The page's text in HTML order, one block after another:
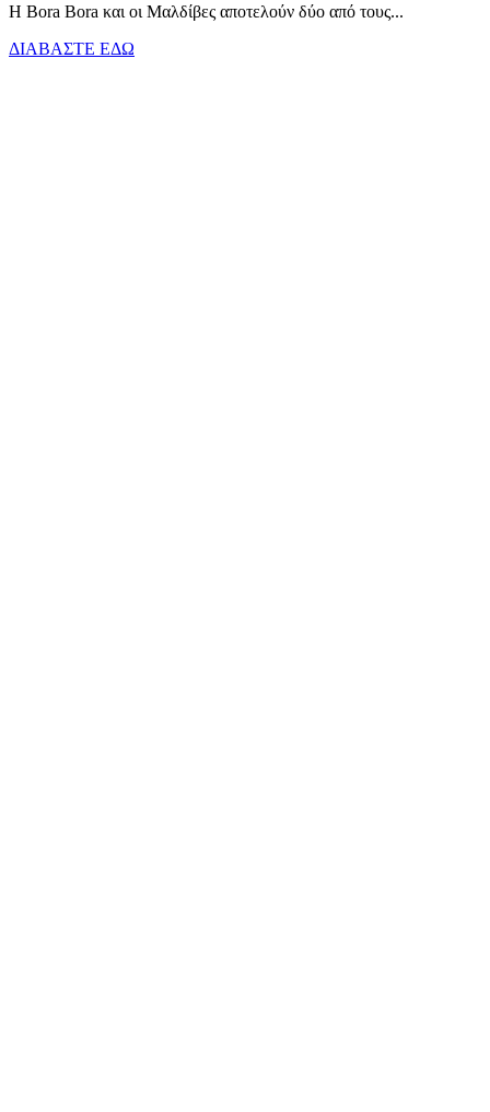
Η Bora Bora και οι Μαλδίβες αποτελούν δύο από τους...
ΔΙΑΒΑΣΤΕ ΕΔΩ